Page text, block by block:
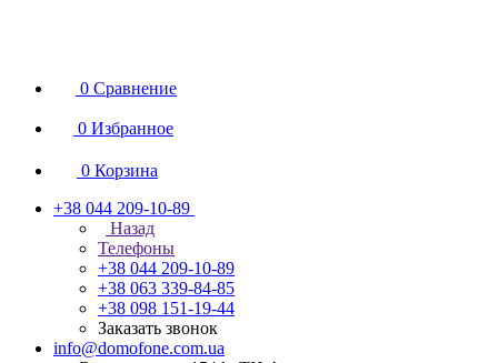
0 Сравнение
0 Избранное
0 Корзина
+38 044 209-10-89
Назад
Телефоны
+38 044 209-10-89
+38 063 339-84-85
+38 098 151-19-44
Заказать звонок
info@domofone.com.ua